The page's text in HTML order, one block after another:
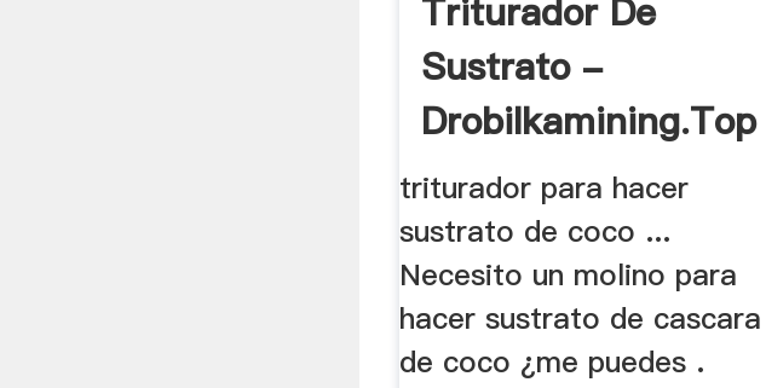
Triturador De
Sustrato -
Drobilkamining.top
triturador para hacer
sustrato de coco ...
Necesito un molino para
hacer sustrato de cascara
de coco ¿me puedes .